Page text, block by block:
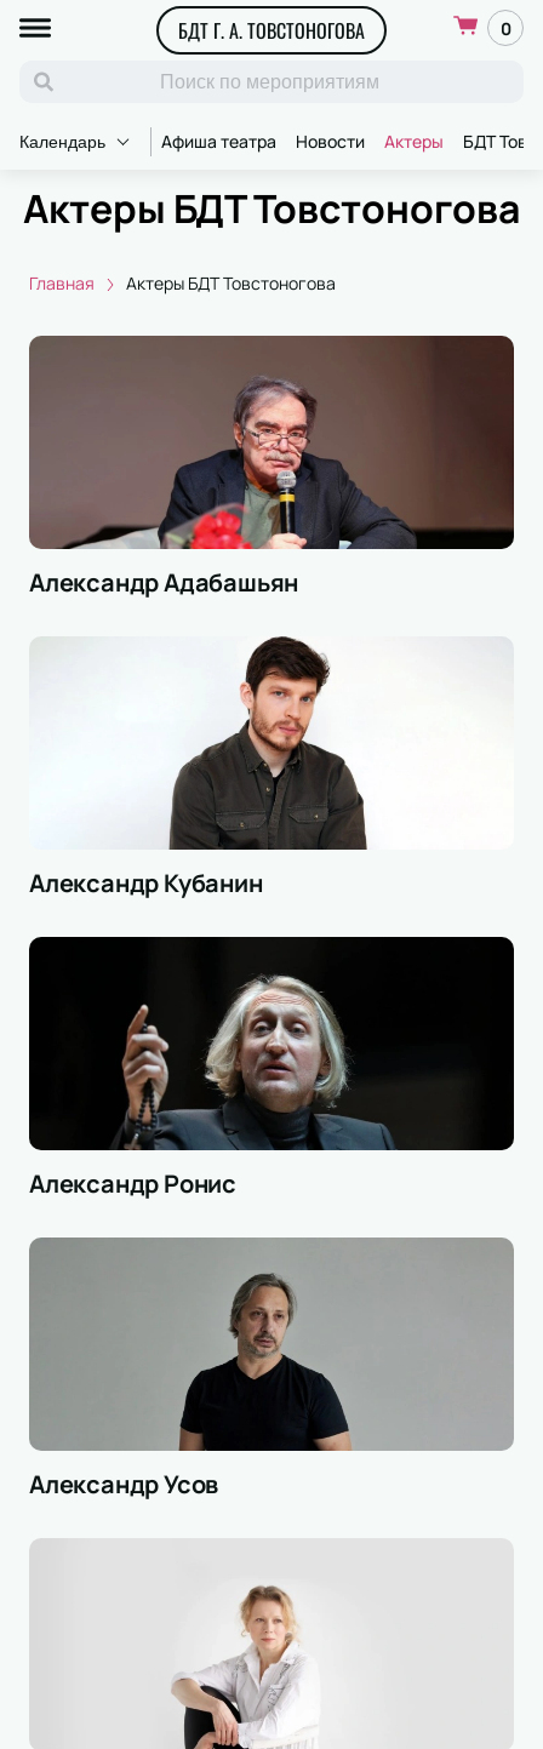
БДТ Г. А. ТОВСТОНОГОВА 0
Календарь Афиша театра Новости Актеры БДТ
Актеры БДТ Товстоногова
Главная Актеры БДТ Товстоногова
Александр Адабашьян
Александр Кубанин
Александр Ронис
Александр Усов